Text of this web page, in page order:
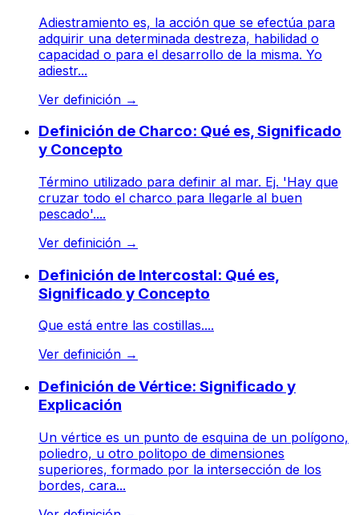
Adiestramiento es, la acción que se efectúa para
adquirir una determinada destreza, habilidad o
capacidad o para el desarrollo de la misma. Yo
adiestr...
Ver definición →
Definición de Charco: Qué es, Significado
y Concepto
Término utilizado para definir al mar. Ej. 'Hay que
cruzar todo el charco para llegarle al buen
pescado'....
Ver definición →
Definición de Intercostal: Qué es,
Significado y Concepto
Que está entre las costillas....
Ver definición →
Definición de Vértice: Significado y
Explicación
Un vértice es un punto de esquina de un polígono,
poliedro, u otro politopo de dimensiones
superiores, formado por la intersección de los
bordes, cara...